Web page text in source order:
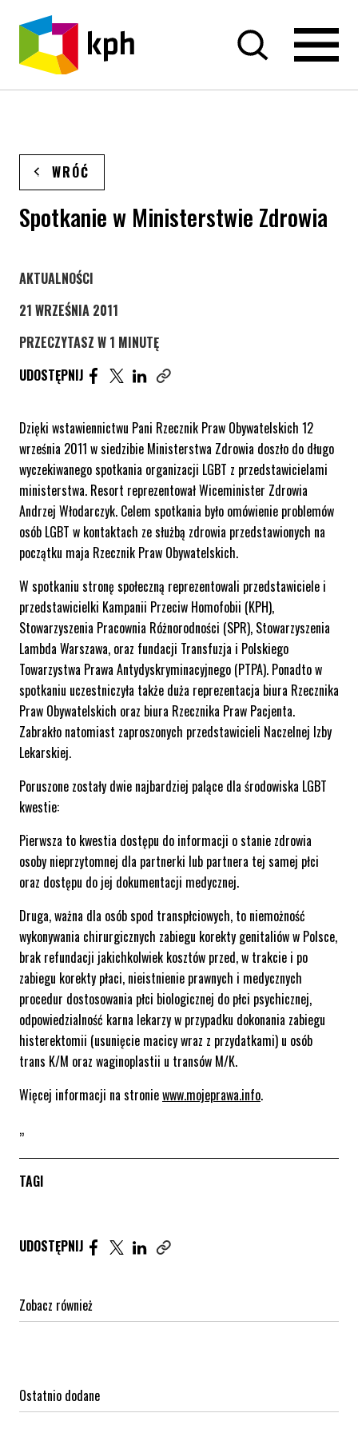
PRZEJDŹ DO TREŚCI
WRÓĆ
Spotkanie w Ministerstwie Zdrowia
STRONA KATEGORII WPISÓW
AKTUALNOŚCI
21 WRZEŚNIA 2011
PRZECZYTASZ W 1 MINUTĘ
UDOSTĘPNIJ
UDOSTĘPNIJ ARTYKUŁ NA FACEBOOK. STRONA
UDOSTĘPNIJ ARTYKUŁ NA TWITTER.
UDOSTĘPNIJ ARTYKUŁ NA LINKEDIN.
Dzięki wstawiennictwu Pani Rzecznik Praw Obywatelskich 12
września 2011 w siedzibie Ministerstwa Zdrowia doszło do długo
wyczekiwanego spotkania organizacji LGBT z przedstawicielami
ministerstwa. Resort reprezentował Wiceminister Zdrowia
Andrzej Włodarczyk. Celem spotkania było omówienie problemów
osób LGBT w kontaktach ze służbą zdrowia przedstawionych na
początku maja Rzecznik Praw Obywatelskich.
W spotkaniu stronę społeczną reprezentowali przedstawiciele i
przedstawicielki Kampanii Przeciw Homofobii (KPH),
Stowarzyszenia Pracownia Różnorodności (SPR), Stowarzyszenia
Lambda Warszawa, oraz fundacji Transfuzja i Polskiego
Towarzystwa Prawa Antydyskryminacyjnego (PTPA). Ponadto w
spotkaniu uczestniczyła także duża reprezentacja biura Rzecznika
Praw Obywatelskich oraz biura Rzecznika Praw Pacjenta.
Zabrakło natomiast zaproszonych przedstawicieli Naczelnej Izby
Lekarskiej.
Poruszone zostały dwie najbardziej palące dla środowiska LGBT
kwestie:
Pierwsza to kwestia dostępu do informacji o stanie zdrowia
osoby nieprzytomnej dla partnerki lub partnera tej samej płci
oraz dostępu do jej dokumentacji medycznej.
Druga, ważna dla osób spod transpłciowych, to niemożność
wykonywania chirurgicznych zabiegu korekty genitaliów w Polsce,
brak refundacji jakichkolwiek kosztów przed, w trakcie i po
zabiegu korekty płaci, nieistnienie prawnych i medycznych
procedur dostosowania płci biologicznej do płci psychicznej,
odpowiedzialność karna lekarzy w przypadku dokonania zabiegu
histerektomii (usunięcie macicy wraz z przydatkami) u osób
trans K/M oraz waginoplastii u transów M/K.
Więcej informacji na stroniewww.mojeprawa.info.
„
TAGI
UDOSTĘPNIJ Udostępnij artykuł na Facebook. Strona otwiera się
Udostępnij artykuł na Twitter. Strona otwiera
Udostępnij artykuł na Linkedin. Strona
Zobacz również
Ostatnio dodane